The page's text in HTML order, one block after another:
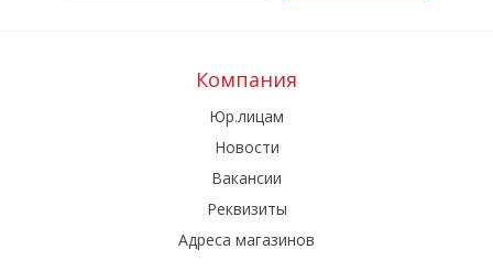
Компания
Юр.лицам
Новости
Вакансии
Реквизиты
Адреса магазинов